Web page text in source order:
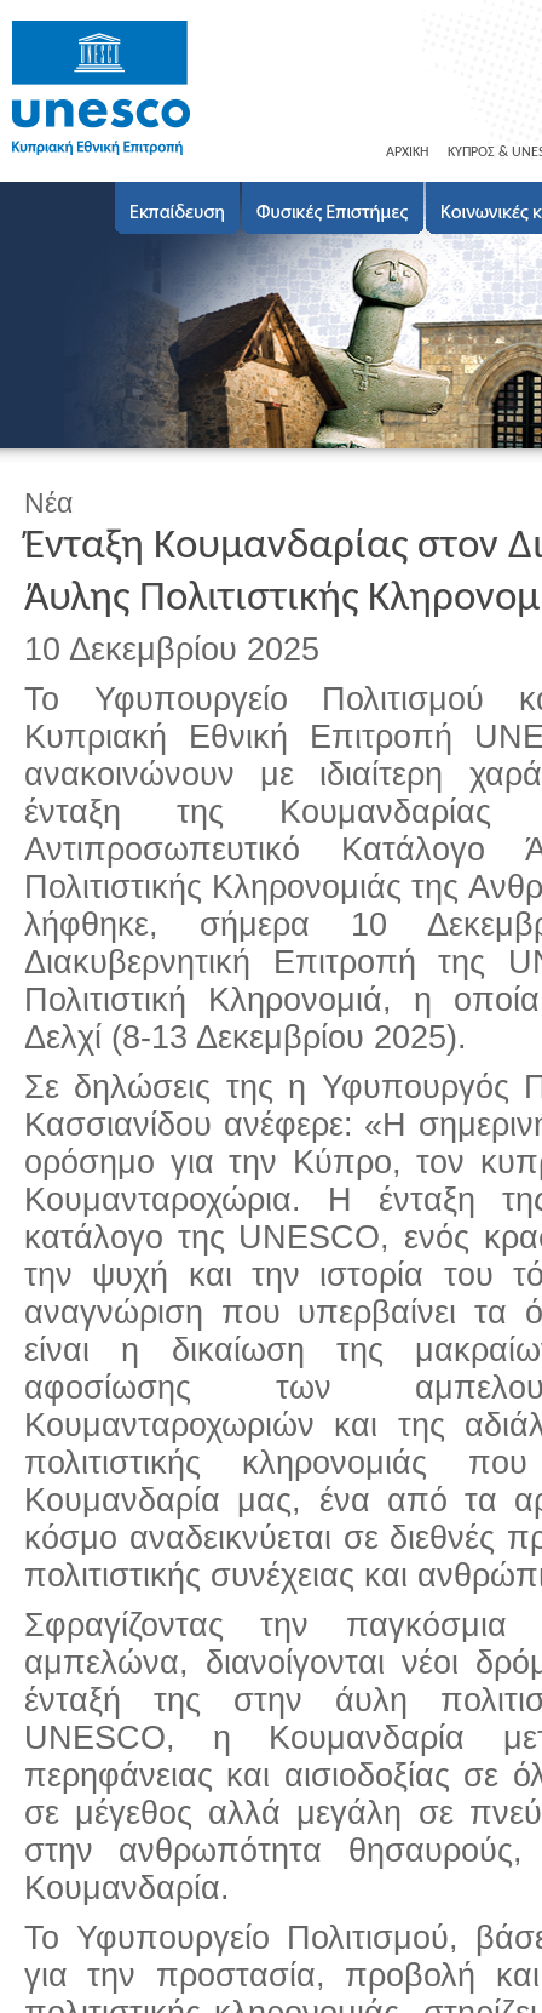
ΑΡΧΙΚΗ ΚΥΠΡΟΣ &
Νέα
Ένταξη Kουμανδαρίας στον
Άυλης Πολιτιστικής
10 Δεκεμβρίου 2025
Το Υφυπουργείο Πολιτισμού
Κυπριακή Εθνική Επιτροπή
ανακοινώνουν με ιδιαίτερη
ένταξη της Κουμανδαρίας
Αντιπροσωπευτικό Κατάλογο
Πολιτιστικής Κληρονομιάς της
λήφθηκε, σήμερα 10
Διακυβερνητική Επιτροπή της
Πολιτιστική Κληρονομιά, η
Δελχί (8-13 Δεκεμβρίου 2025).
Σε δηλώσεις της η Υφυπουργός
Κασσιανίδου ανέφερε: «Η
ορόσημο για την Κύπρο, τον
Κουμανταροχώρια. Η ένταξη
κατάλογο της UNESCO, ενός
την ψυχή και την ιστορία του
αναγνώριση που υπερβαίνει τα
είναι η δικαίωση της
αφοσίωσης των
Κουμανταροχωριών και της
πολιτιστικής κληρονομιάς
Κουμανδαρία μας, ένα από τα
κόσμο αναδεικνύεται σε διεθνές
πολιτιστικής συνέχειας και
Σφραγίζοντας την
αμπελώνα, διανοίγονται νέοι
ένταξή της στην άυλη
UNESCO, η Κουμανδαρία
περηφάνειας και αισιοδοξίας
σε μέγεθος αλλά μεγάλη σε
στην ανθρωπότητα
Κουμανδαρία.
Το Υφυπουργείο Πολιτισμού,
για την προστασία, προβολή